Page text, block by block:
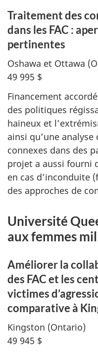
Traitement des
dans les FAC :
pertinentes
Oshawa et Ottawa
49 995 $
Financement
des politiques
haineux et
ainsi qu’une
connexes dans des
projet a aussi fourni
en cas d’inconduite
des approches de
Université
aux femmes
Améliorer la
des FAC et les
victimes
comparative à
Kingston (Ontario)
49 945 $